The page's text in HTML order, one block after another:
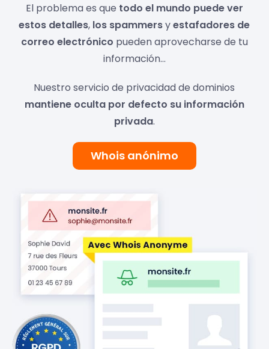
El problema es que todo el mundo puede ver
estos detalles, los spammersyestafadores de
correo electrónico pueden aprovecharse de tu
información...
Nuestro servicio de privacidad de dominios
mantiene oculta por defecto su información
privada.
Whois anónimo